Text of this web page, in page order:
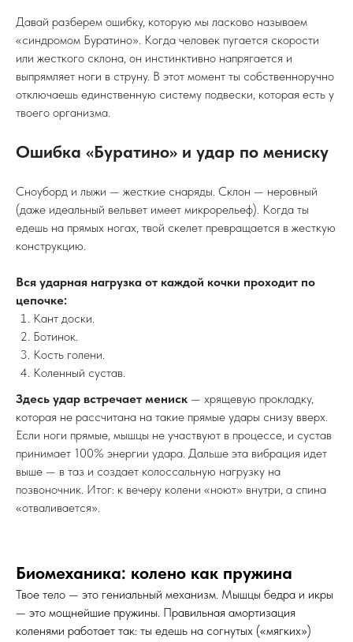
Давай разберем ошибку, которую мы ласково называем
«синдромом Буратино». Когда человек пугается скорости
или жесткого склона, он инстинктивно напрягается и
выпрямляет ноги в струну. В этот момент ты собственноручно
отключаешь единственную систему подвески, которая есть у
твоего организма.
Ошибка «Буратино» и удар по мениску
Сноуборд и лыжи — жесткие снаряды. Склон — неровный
(даже идеальный вельвет имеет микрорельеф). Когда ты
едешь на прямых ногах, твой скелет превращается в жесткую
конструкцию.
Вся ударная нагрузка от каждой кочки проходит по
цепочке:
Кант доски.
Ботинок.
Кость голени.
Коленный сустав.
Здесь удар встречает мениск — хрящевую прокладку,
которая не рассчитана на такие прямые удары снизу вверх.
Если ноги прямые, мышцы не участвуют в процессе, и сустав
принимает 100% энергии удара. Дальше эта вибрация идет
выше — в таз и создает колоссальную нагрузку на
позвоночник. Итог: к вечеру колени «ноют» внутри, а спина
«отваливается».
Биомеханика: колено как пружина
Твое тело — это гениальный механизм. Мышцы бедра и икры
— это мощнейшие пружины. Правильная амортизация
коленями работает так: ты едешь на согнутых («мягких»)